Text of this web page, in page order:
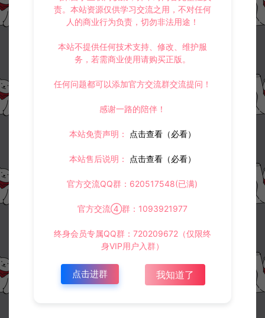
©版权免责声明
本站资源售价只是赞助，收取费用仅维持本站的日常运营所需。
如果本站有侵犯、不妥之处的资源，请在网站右边客服联系我们。
责。本站资源仅供学习交流之用，不对任何
人的商业行为负责，切勿非法用途！
本站不提供任何技术支持、修改、维护服
务，若需商业使用请购买正版。
任何问题都可以添加官方交流群交流提问！
感谢一路的陪伴！
本站免责声明： 点击查看（必看）
本站售后说明： 点击查看（必看）
官方交流QQ群：620517548(已满)
官方交流④群：1093921977
终身会员专属QQ群：720209672（仅限终
身VIP用户入群）
点击进群 我知道了